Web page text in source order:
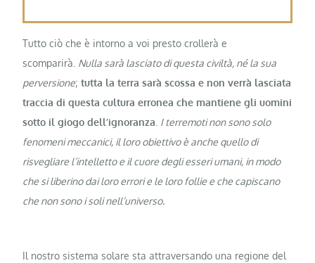
Tutto ciò che è intorno a voi presto crollerà e
scomparirà. Nulla sarà lasciato di questa civiltà, né la sua
perversione; tutta la terra sarà scossa e non verrà lasciata
traccia di questa cultura erronea che mantiene gli uomini
sotto il giogo dell’ignoranza I terremoti non sono solo
fenomeni meccanici, il loro obiettivo è anche quello di
risvegliare l’intelletto e il cuore degli esseri umani, in modo
che si liberino dai loro errori e le loro follie e che capiscano
che non sono i soli nell’universo.
Il nostro sistema solare sta attraversando una regione del